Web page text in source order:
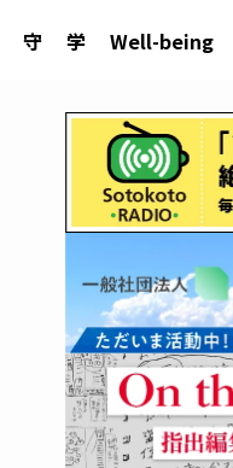
守 学 Well-being